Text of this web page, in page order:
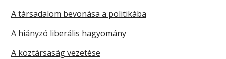
A társadalom bevonása a politikába
A hiányzó liberális hagyomány
A köztársaság vezetése